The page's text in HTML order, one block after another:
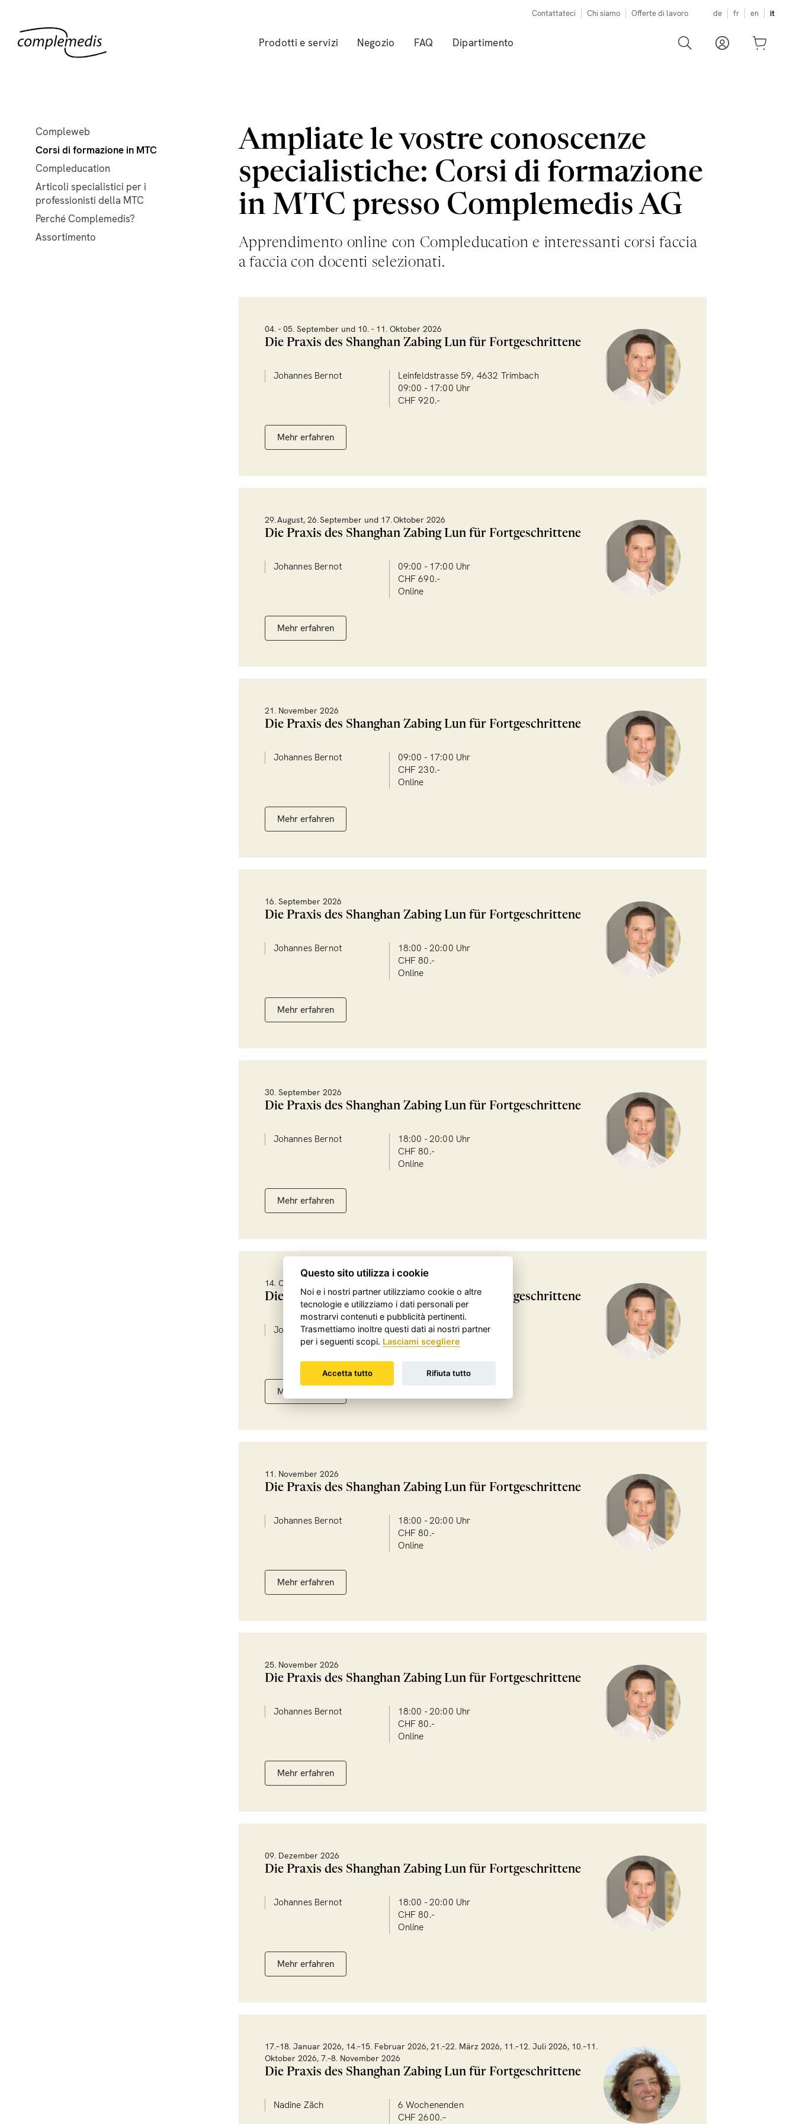
Contattateci Chi siamo Offerte di lavoro de fr en it
Prodotti e servizi Negozio FAQ Dipartimento
Compleweb
Corsi di formazione in MTC
Compleducation
Articoli specialistici per i
professionisti della MTC
Perché Complemedis?
Assortimento
Ampliate le vostre conoscenze
specialistiche: Corsi di formazione
in MTC presso Complemedis AG
Apprendimento online con Compleducation e interessanti corsi faccia
a faccia con docenti selezionati.
04. - 05. September und 10. - 11. Oktober 2026
Die Praxis des Shanghan Zabing Lun für Fortgeschrittene
Johannes Bernot
Leinfeldstrasse 59, 4632 Trimbach
09:00 - 17:00 Uhr
CHF 920.-
Mehr erfahren
29. August, 26. September und 17. Oktober 2026
Die Praxis des Shanghan Zabing Lun für Fortgeschrittene
Johannes Bernot
09:00 - 17:00 Uhr
CHF 690.-
Online
Mehr erfahren
21. November 2026
Die Praxis des Shanghan Zabing Lun für Fortgeschrittene
Johannes Bernot
09:00 - 17:00 Uhr
CHF 230.-
Online
Mehr erfahren
16. September 2026
Die Praxis des Shanghan Zabing Lun für Fortgeschrittene
Johannes Bernot
18:00 - 20:00 Uhr
CHF 80.-
Online
Mehr erfahren
30. September 2026
Die Praxis des Shanghan Zabing Lun für Fortgeschrittene
Johannes Bernot
18:00 - 20:00 Uhr
CHF 80.-
Online
Mehr erfahren
14. Oktober 2026
Die Praxis des Shanghan Zabing Lun für Fortgeschrittene
Johannes Bernot
18:00 - 20:00 Uhr
CHF 80.-
Mehr erfahren
11. November 2026
Die Praxis des Shanghan Zabing Lun für Fortgeschrittene
Johannes Bernot
18:00 - 20:00 Uhr
CHF 80.-
Online
Mehr erfahren
25. November 2026
Die Praxis des Shanghan Zabing Lun für Fortgeschrittene
Johannes Bernot
18:00 - 20:00 Uhr
CHF 80.-
Online
Mehr erfahren
09. Dezember 2026
Die Praxis des Shanghan Zabing Lun für Fortgeschrittene
Johannes Bernot
18:00 - 20:00 Uhr
CHF 80.-
Online
Mehr erfahren
17.–18. Januar 2026, 14.–15. Februar 2026, 21.–22. März 2026, 11.–12. Juli 2026, 10.–11.
Oktober 2026, 7.–8. November 2026
Die Praxis des Shanghan Zabing Lun für Fortgeschrittene
Nadine Zäch
6 Wochenenden
CHF 2600.–
Questo sito utilizza i cookie
Noi e i nostri partner utilizziamo cookie o altre
tecnologie e utilizziamo i dati personali per
mostrarvi contenuti e pubblicità pertinenti.
Trasmettiamo inoltre questi dati ai nostri partner
per i seguenti scopi. Lasciami scegliere
Accetta tutto Rifiuta tutto